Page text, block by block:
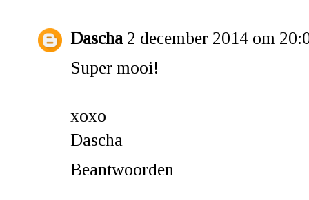
Dascha 2 december 2014 om
Super mooi!
xoxo
Dascha
Beantwoorden